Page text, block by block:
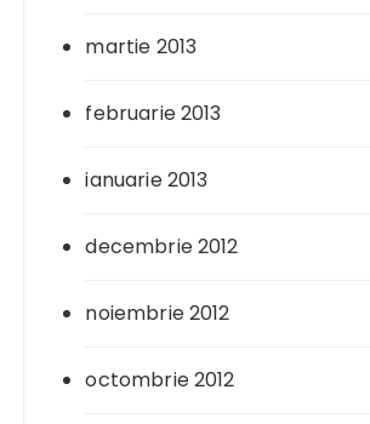
martie 2013
februarie 2013
ianuarie 2013
decembrie 2012
noiembrie 2012
octombrie 2012